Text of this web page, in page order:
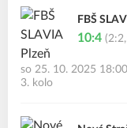
FBŠ
10:4
so 25. 10. 2025 18:00
3. kolo